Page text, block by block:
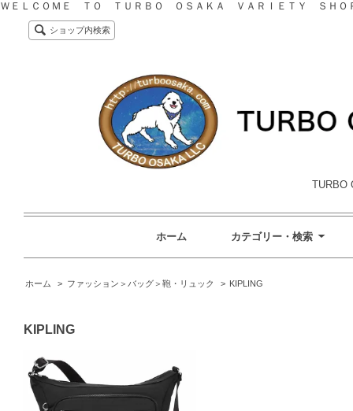
ＷＥＬＣＯＭＥ ＴＯ ＴＵＲＢＯ ＯＳＡＫＡ ＶＡＲＩＥＴＹ ＳＨＯ
ショップ内検索
ホーム カテゴリー・検索
ホーム > ファッション＞バッグ＞鞄・リュック > KIPLING
KIPLING